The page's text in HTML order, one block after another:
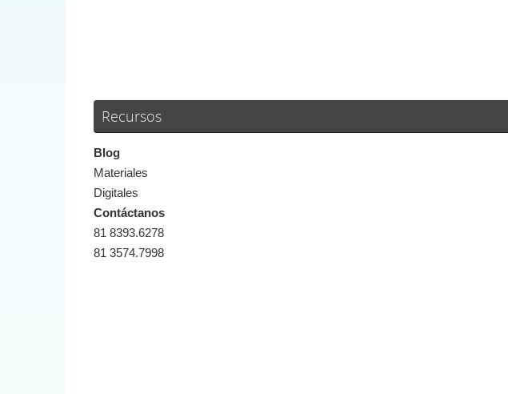
Recursos
Blog
Materiales
Digitales
Contáctanos
81 8393.6278
81 3574.7998